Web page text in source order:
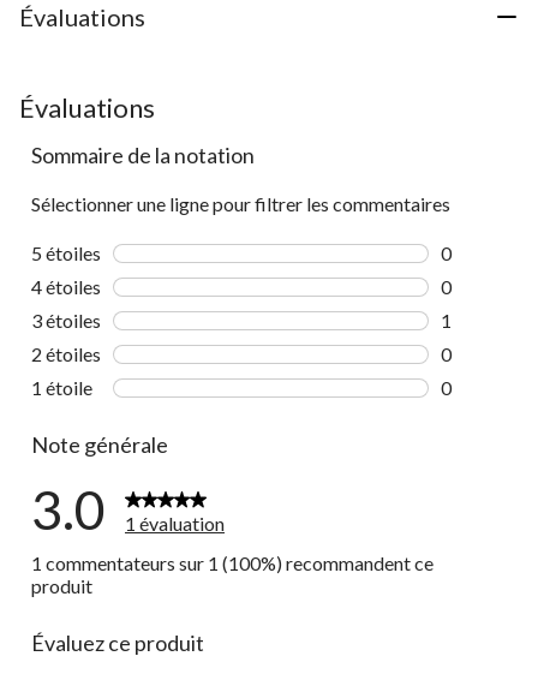
Évaluations
Évaluations
Sommaire de la notation
Sélectionner une ligne pour filtrer les commentaires
5 étoiles étoiles
0
4 étoiles étoiles
0
3 étoiles étoiles
1
2 étoiles étoiles
0
1 étoile étoiles
0
Note générale
3.0
1 évaluation
1 commentateurs sur 1 (100%) recommandent ce
produit
Évaluez ce produit